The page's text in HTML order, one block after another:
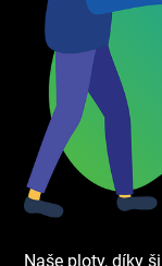
Naše ploty, díky